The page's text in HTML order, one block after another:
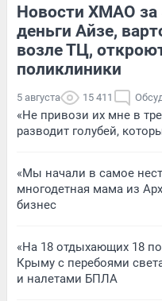
Новости ХМАО за
деньги Айзе,
возле ТЦ,
поликлиники
5 августа 15 411
«Не привози их мне в
разводит голубей,
«Мы начали в самое
многодетная мама из
бизнес
«На 18 отдыхающих 18
Крыму с перебоями
и налетами БПЛА